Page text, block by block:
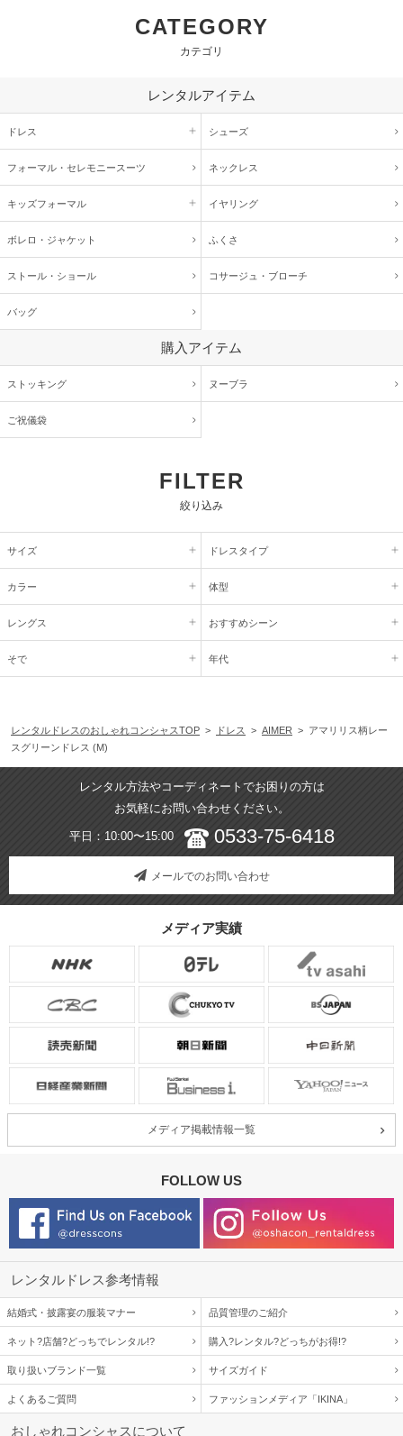
CATEGORY
カテゴリ
レンタルアイテム
ドレス シューズ
フォーマル・ セレモニースーツ ネックレス
キッズフォーマル イヤリング
ボレロ・ジャケット ふくさ
ストール・ショール コサージュ・ ブローチ
バッグ
購入アイテム
ストッキング ヌーブラ
ご祝儀袋
FILTER
絞り込み
サイズ ドレスタイプ
カラー 体型
レングス おすすめシーン
そで 年代
レンタルドレスのおしゃれコンシャスTOP > ドレス > AIMER > アマリリス柄レー
スグリーンドレス (M)
レンタル方法やコーディネートでお困りの方は
お気軽にお問い合わせください。
平日：10:00〜15:00 0533-75-6418
メールでのお問い合わせ
メディア実績
メディア掲載情報一覧
FOLLOW US
レンタルドレス参考情報
結婚式・披露宴の服装マナー 品質管理のご紹介
ネット?店舗?どっちでレンタル!? 購入?レンタル?どっちがお得!?
取り扱いブランド一覧 サイズガイド
よくあるご質問 ファッションメディア「IKINA」
おしゃれコンシャスについて